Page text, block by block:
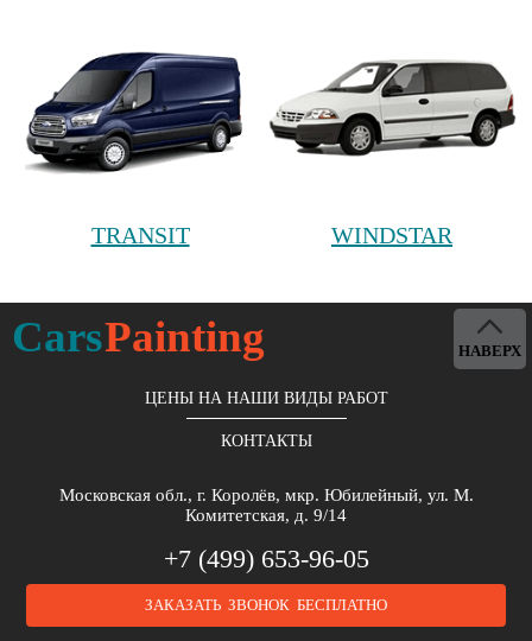
TRANSIT WINDSTAR
CarsPainting
ЦЕНЫ НА НАШИ ВИДЫ РАБОТ
КОНТАКТЫ
Московская обл., г. Королёв, мкр. Юбилейный, ул. М.
Комитетская, д. 9/14
+7 (499) 653-96-05
ЗАКАЗАТЬ ЗВОНОК БЕСПЛАТНО
НАВЕРХ